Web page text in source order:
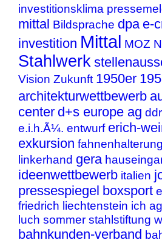
investitionsklima
mittal Bildsprache dpa e-
investition Mittal MOZ
Stahlwerk
Vision Zukunft 1950er
architekturwettbewerb
center d+s europe ag
e.i.h.Ã¼. entwurf erich-
exkursion fahnenhalterung
linkerhand gera
ideenwettbewerb italien
pressespiegel boxsport
friedrich liechtenstein ich ag
luch sommer stahlstiftung
bahnkunden-verband